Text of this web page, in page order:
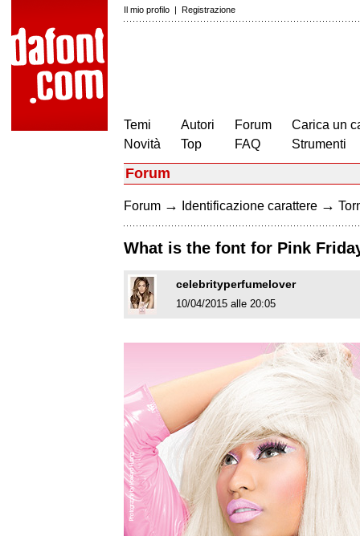
Il mio profilo | Registrazione
Temi
Novità
Autori
Top
Forum
FAQ
Carica un
Strumenti
Forum
Forum → Identificazione carattere →
What is the font for Pink
celebrityperfumelover
10/04/2015 alle 20:05